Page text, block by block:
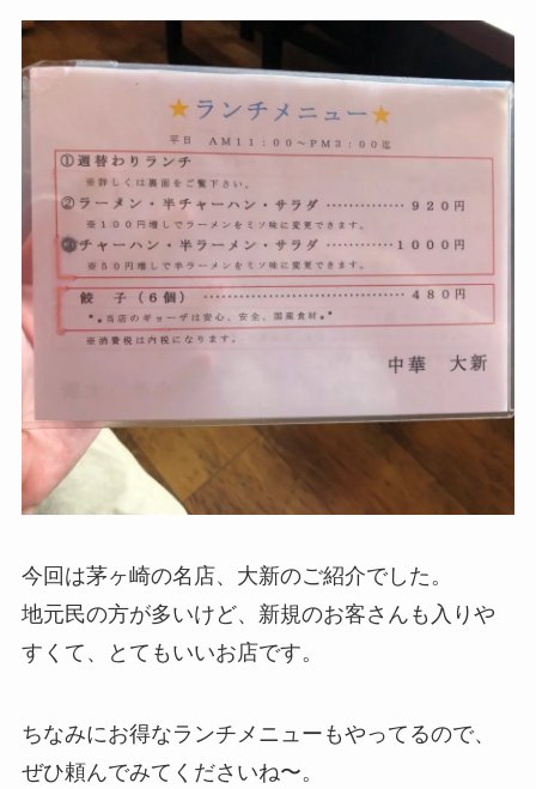
今回は茅ヶ崎の名店、大新のご紹介でした。
地元民の方が多いけど、新規のお客さんも入りや
すくて、とてもいいお店です。
ちなみにお得なランチメニューもやってるので、
ぜひ頼んでみてくださいね〜。